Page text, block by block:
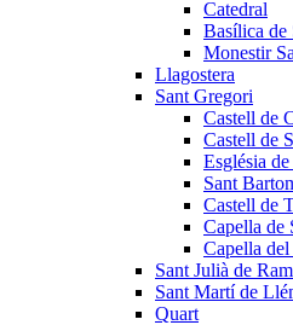
Catedral
Basílica de
Monestir
Llagostera
Sant Gregori
Castell de
Castell de
Església
Sant
Castell de
Capella de
Capella
Sant Julià de
Sant Martí de
Quart